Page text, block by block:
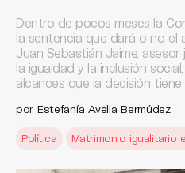
Dentro de pocos meses la
la sentencia que dará o no el
Juan Sebastián Jaime,
la igualdad y la inclusión
alcances que la decisión tiene
por Estefanía Avella Bermúdez
Política Matrimonio igualitario